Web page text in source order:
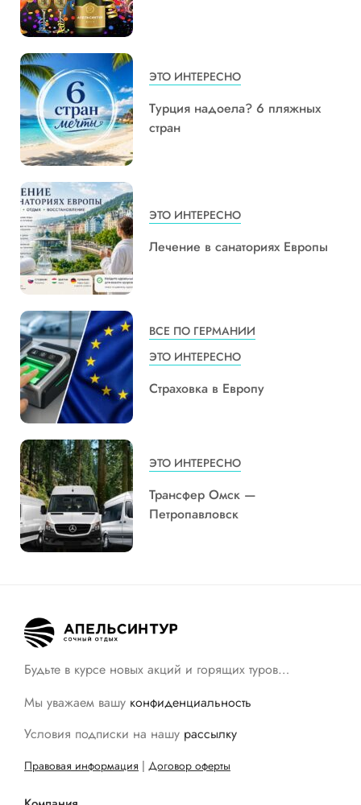
ЭТО ИНТЕРЕСНО
Турция надоела? 6 пляжных
стран
ЭТО ИНТЕРЕСНО
Лечение в санаториях Европы
ВСЕ ПО ГЕРМАНИИ
ЭТО ИНТЕРЕСНО
Страховка в Европу
ЭТО ИНТЕРЕСНО
Трансфер Омск —
Петропавловск
Будьте в курсе новых акций и горящих туров…
Мы уважаем вашу конфиденциальность
Условия подписки на нашу рассылку
Правовая информация | Договор оферты